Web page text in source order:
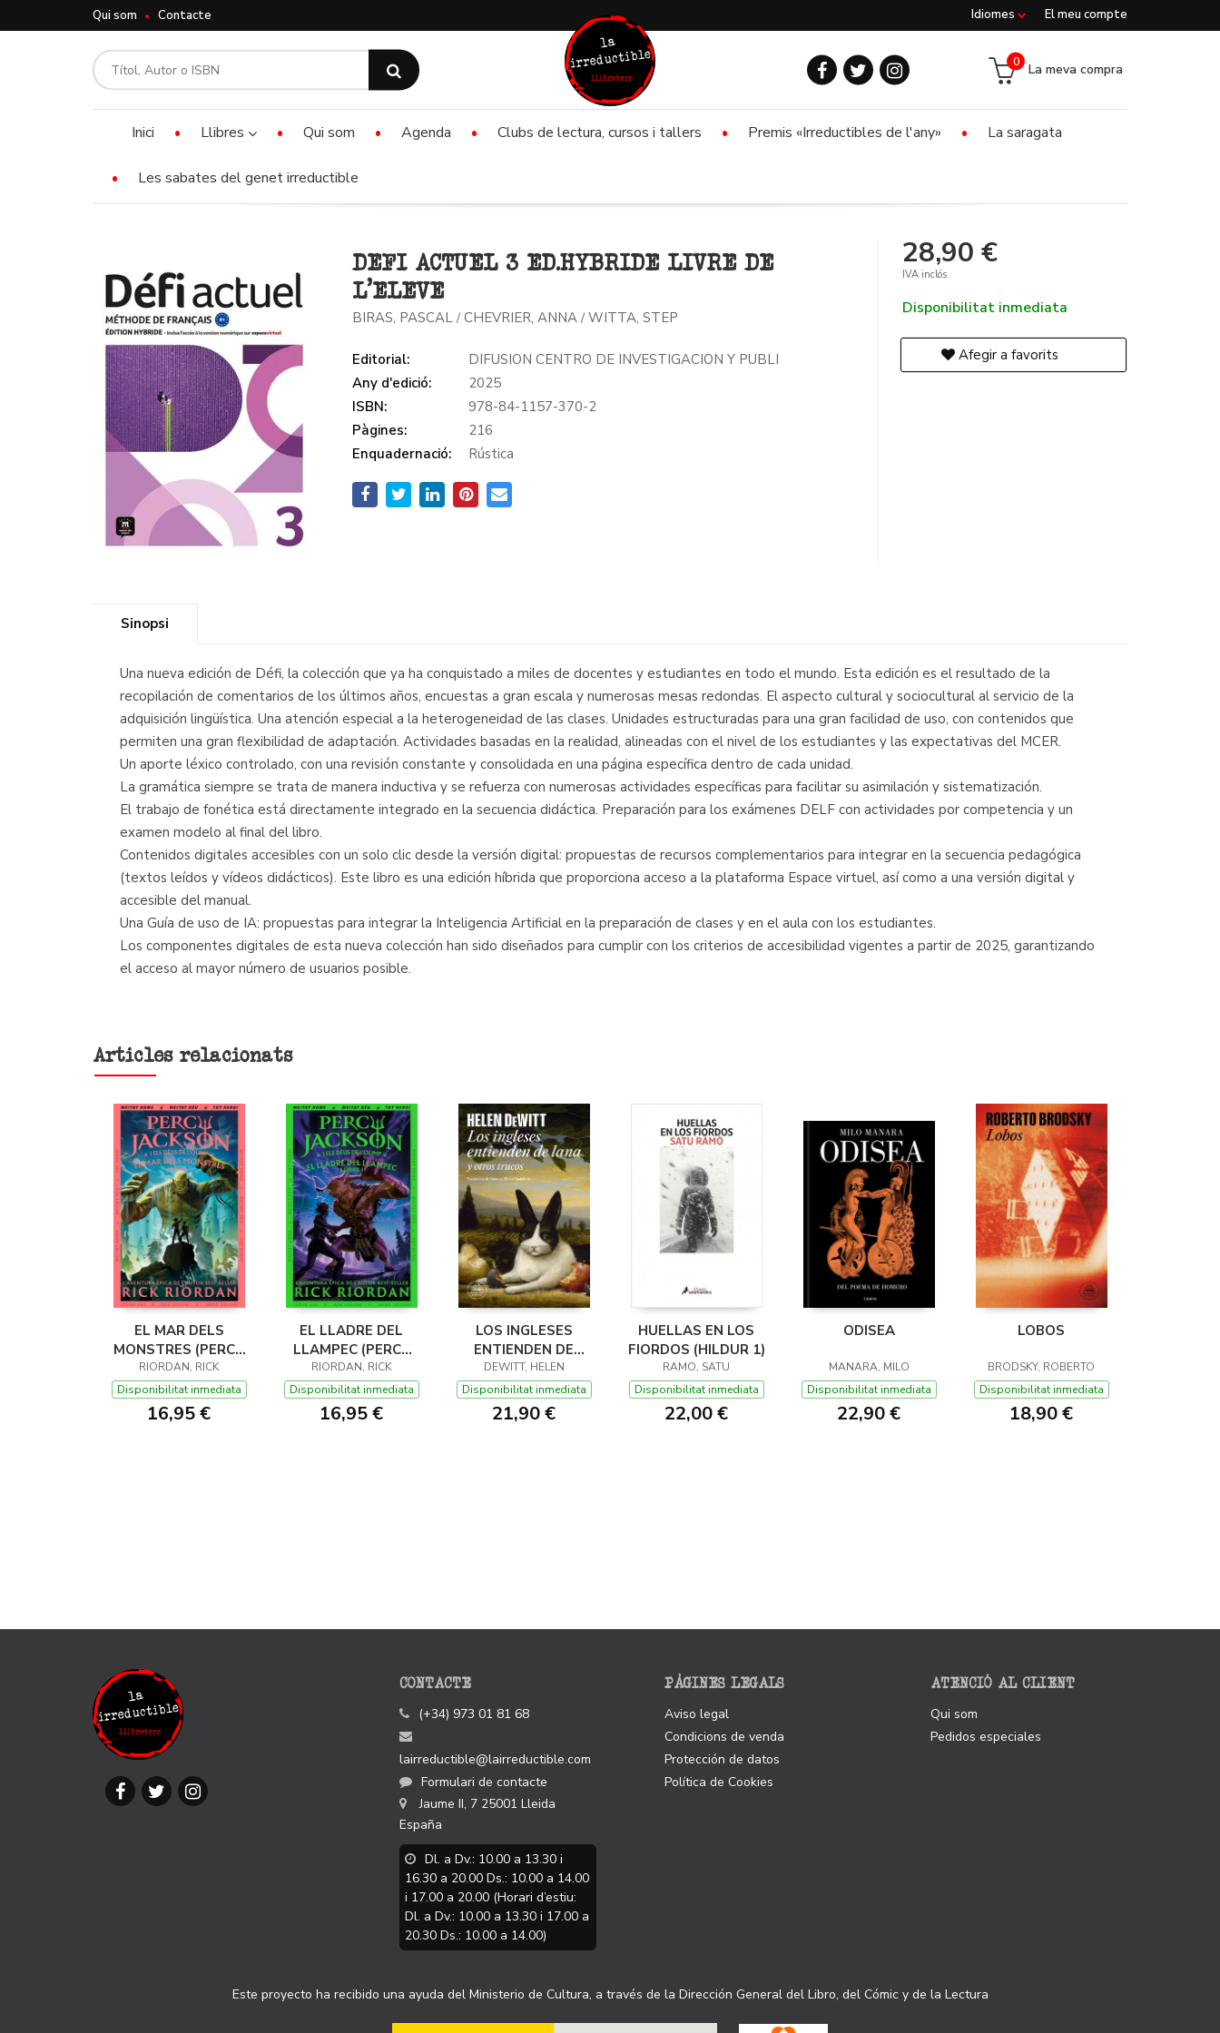
El meu compte
Idiomes
Qui som Contacte
La meva compra
0
Inici Llibres Qui som Agenda Clubs de lectura, cursos i tallers Premis «Irreductibles de l'any» La saragata
Les sabates del genet irreductible
DEFI ACTUEL 3 ED.HYBRIDE LIVRE DE
L'ELEVE
BIRAS, PASCAL /CHEVRIER, ANNA /WITTA, STEP
Editorial:
DIFUSION CENTRO DE INVESTIGACION Y PUBLI
Any d'edició:
2025
ISBN:
978-84-1157-370-2
Pàgines:
216
Enquadernació:
Rústica
28,90 €
IVA inclós
Disponibilitat inmediata
Afegir a favorits
Sinopsi
Una nueva edición de Défi, la colección que ya ha conquistado a miles de docentes y estudiantes en todo el mundo. Esta edición es el resultado de la
recopilación de comentarios de los últimos años, encuestas a gran escala y numerosas mesas redondas. El aspecto cultural y sociocultural al servicio de la
adquisición lingüística. Una atención especial a la heterogeneidad de las clases. Unidades estructuradas para una gran facilidad de uso, con contenidos que
permiten una gran flexibilidad de adaptación. Actividades basadas en la realidad, alineadas con el nivel de los estudiantes y las expectativas del MCER.
Un aporte léxico controlado, con una revisión constante y consolidada en una página específica dentro de cada unidad.
La gramática siempre se trata de manera inductiva y se refuerza con numerosas actividades específicas para facilitar su asimilación y sistematización.
El trabajo de fonética está directamente integrado en la secuencia didáctica. Preparación para los exámenes DELF con actividades por competencia y un
examen modelo al final del libro.
Contenidos digitales accesibles con un solo clic desde la versión digital: propuestas de recursos complementarios para integrar en la secuencia pedagógica
(textos leídos y vídeos didácticos). Este libro es una edición híbrida que proporciona acceso a la plataforma Espace virtuel, así como a una versión digital y
accesible del manual.
Una Guía de uso de IA: propuestas para integrar la Inteligencia Artificial en la preparación de clases y en el aula con los estudiantes.
Los componentes digitales de esta nueva colección han sido diseñados para cumplir con los criterios de accesibilidad vigentes a partir de 2025, garantizando
el acceso al mayor número de usuarios posible.
Articles relacionats
EL MAR DELS
MONSTRES (PERCY
JACKSON I ELS
DÉUS DE L'OLIMP 2)
RIORDAN, RICK
Disponibilitat inmediata
16,95 €
EL LLADRE DEL
LLAMPEC (PERCY
JACKSON I ELS
DÉUS DE L'OLIMP 1)
RIORDAN, RICK
Disponibilitat inmediata
16,95 €
LOS INGLESES
ENTIENDEN DE
LANA (Y OTROS
TRUCOS)
DEWITT, HELEN
Disponibilitat inmediata
21,90 €
HUELLAS EN LOS
FIORDOS (HILDUR 1)
RAMO, SATU
Disponibilitat inmediata
22,00 €
ODISEA
MANARA, MILO
Disponibilitat inmediata
22,90 €
LOBOS
BRODSKY, ROBERTO
Disponibilitat inmediata
18,90 €
CONTACTE
(+34) 973 01 81 68
lairreductible@lairreductible.com
Formulari de contacte
Jaume II, 7 25001 Lleida
España
Dl. a Dv.: 10.00 a 13.30 i
16.30 a 20.00 Ds.: 10.00 a 14.00
i 17.00 a 20.00 (Horari d’estiu:
Dl. a Dv.: 10.00 a 13.30 i 17.00 a
20.30 Ds.: 10.00 a 14.00)
PÀGINES LEGALS
Aviso legal
Condicions de venda
Protección de datos
Política de Cookies
ATENCIÓ AL CLIENT
Qui som
Pedidos especiales
Este proyecto ha recibido una ayuda del Ministerio de Cultura, a través de la Dirección General del Libro, del Cómic y de la Lectura